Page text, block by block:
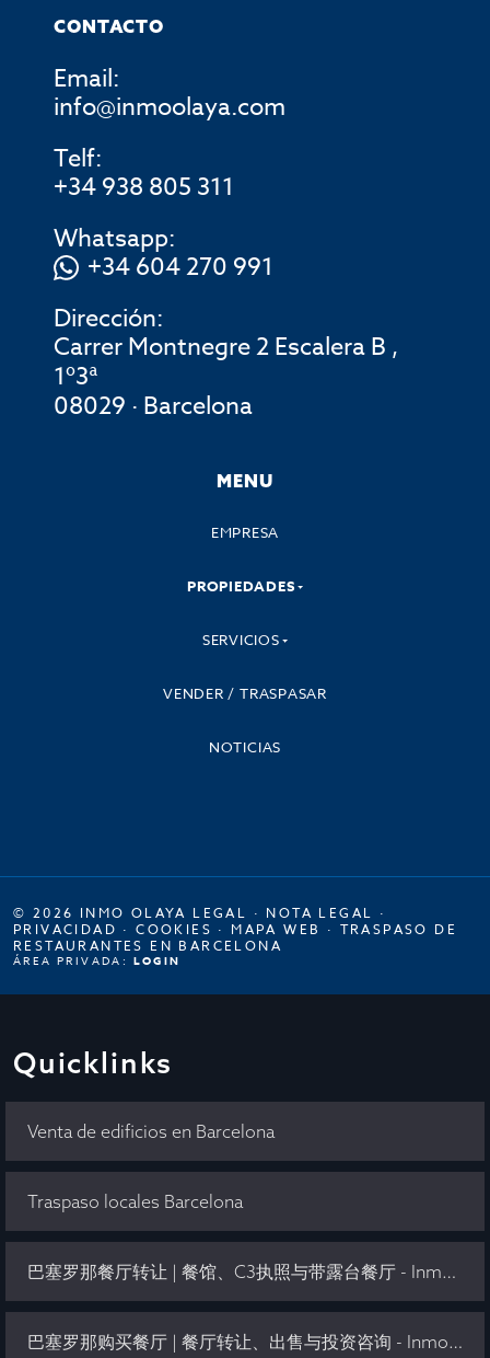
CONTACTO
Email:
info@inmoolaya.com
Telf:
+34 938 805 311
Whatsapp:
+34 604 270 991
Dirección:
Carrer Montnegre 2 Escalera B ,
1º3ª
08029 · Barcelona
MENU
EMPRESA
PROPIEDADES
SERVICIOS
VENDER / TRASPASAR
NOTICIAS
© 2026 INMO OLAYA LEGAL · NOTA LEGAL ·
PRIVACIDAD ·COOKIES · MAPA WEB · TRASPASO DE
RESTAURANTES EN BARCELONA
ÁREA PRIVADA: LOGIN
Quicklinks
Venta de edificios en Barcelona
Traspaso locales Barcelona
巴塞罗那餐厅转让 | 餐馆、C3执照与带露台餐厅 - Inmo Olaya
巴塞罗那购买餐厅 | 餐厅转让、出售与投资咨询 - Inmo Olaya